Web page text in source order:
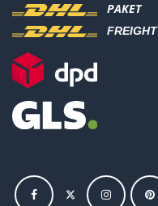
PAKET
FREIGHT